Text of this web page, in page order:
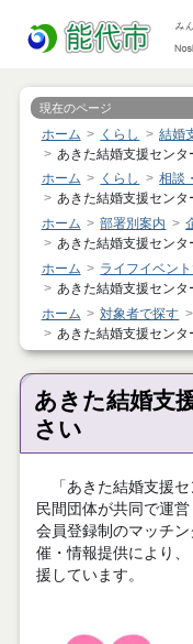
現在のページ
ホーム くらし
結婚
あきた結婚支援セン
ホーム
くらし
相談
あきた結婚支援セン
ホーム
部署別案内
あきた結婚支援セン
ホーム
ライフイベン
あきた結婚支援セン
ホーム
対象者で探す
あきた結婚支援セン
あきた結婚支
さい
「あきた結婚支援セ
民間団体が共同で運営
会員登録制のマッチ
催・情報提供により
援しています。